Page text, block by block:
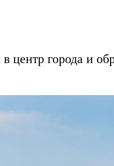
центр города и